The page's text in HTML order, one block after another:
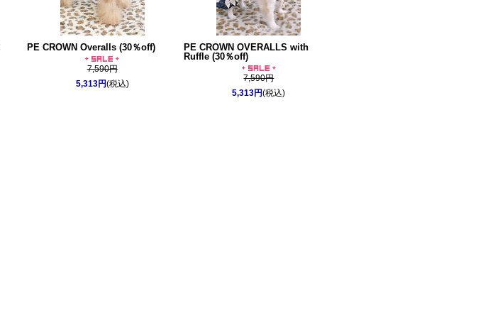
PE CROWN Overalls (30％off)
7,590円
5,313円(税込)
PE CROWN OVERALLS with
Ruffle (30％off)
7,590円
5,313円(税込)